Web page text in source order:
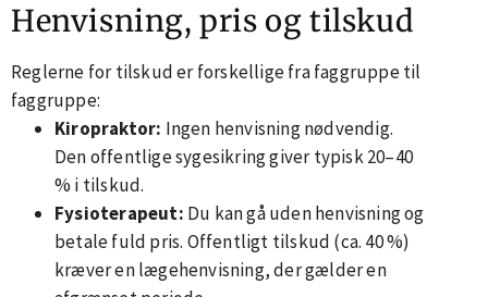
Henvisning, pris og tilskud
Reglerne for tilskud er forskellige fra faggruppe til
faggruppe:
Kiropraktor: Ingen henvisning nødvendig.
Den offentlige sygesikring giver typisk 20–40
% i tilskud.
Fysioterapeut: Du kan gå uden henvisning og
betale fuld pris. Offentligt tilskud (ca. 40 %)
kræver en lægehenvisning, der gælder en